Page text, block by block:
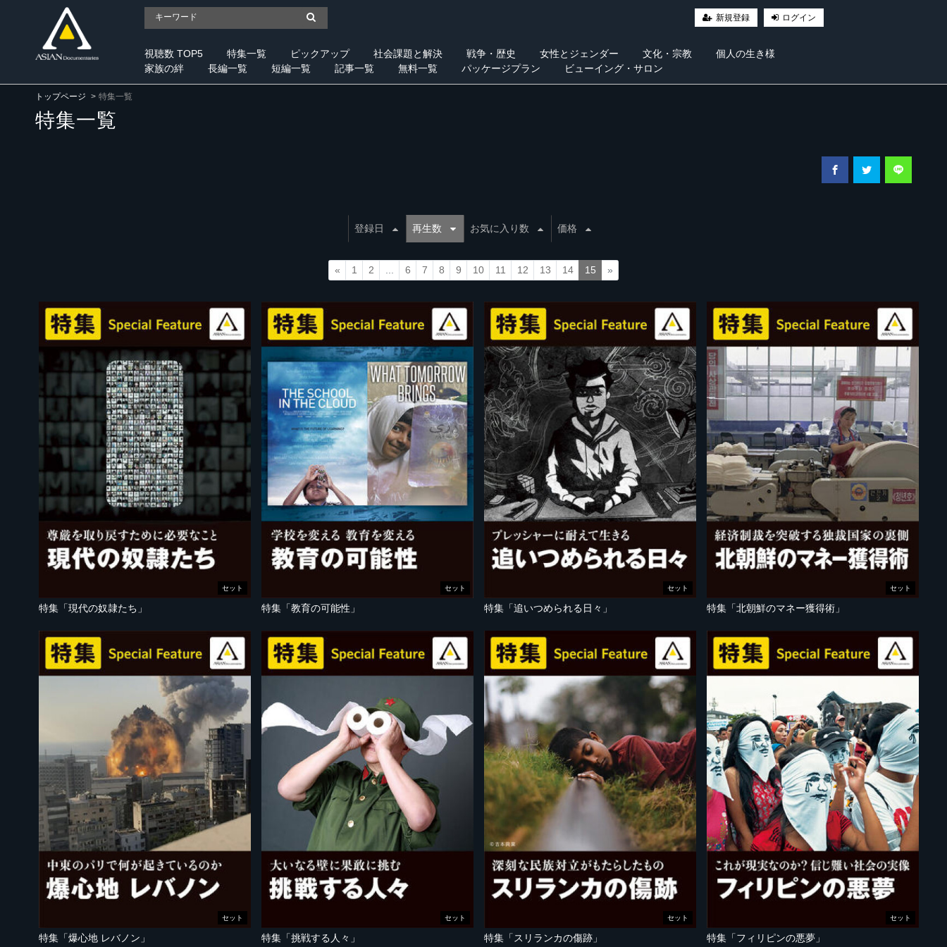
新規登録 ログイン
視聴数 TOP5 特集一覧 ピックアップ 社会課題と解決 戦争・歴史 女性とジェンダー 文化・宗教
個人の生き様
家族の絆
長編一覧 短編一覧 記事一覧 無料一覧 パッケージプラン ビューイング・サロン
トップページ 特集一覧
特集一覧
登録日 再生数 お気に入り数 価格
« 1 2 6 7 8 9 10 11 12 13 14 15 »
セット
特集「現代の奴隷たち」
セット
特集「教育の可能性」
セット
特集「追いつめられる日々」
セット
特集「北朝鮮のマネー獲得術」
セット
特集「爆心地 レバノン」
セット
特集「挑戦する人々」
セット
特集「スリランカの傷跡」
セット
特集「フィリピンの悪夢」